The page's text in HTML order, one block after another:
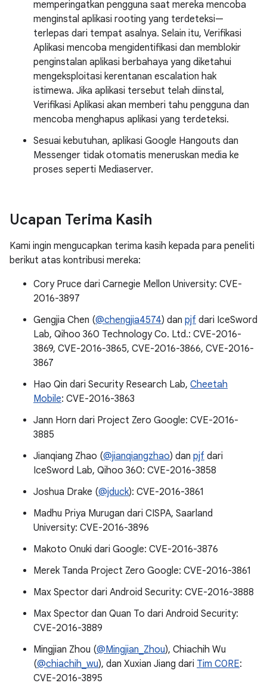
memperingatkan pengguna saat mereka mencoba
menginstal aplikasi rooting yang terdeteksi—
terlepas dari tempat asalnya. Selain itu, Verifikasi
Aplikasi mencoba mengidentifikasi dan memblokir
penginstalan aplikasi berbahaya yang diketahui
mengeksploitasi kerentanan escalation hak
istimewa. Jika aplikasi tersebut telah diinstal,
Verifikasi Aplikasi akan memberi tahu pengguna dan
mencoba menghapus aplikasi yang terdeteksi.
Sesuai kebutuhan, aplikasi Google Hangouts dan
Messenger tidak otomatis meneruskan media ke
proses seperti Mediaserver.
Ucapan Terima Kasih
Kami ingin mengucapkan terima kasih kepada para peneliti
berikut atas kontribusi mereka:
Cory Pruce dari Carnegie Mellon University: CVE-
2016-3897
Gengjia Chen (@chengjia4574) dan pjf dari IceSword
Lab, Qihoo 360 Technology Co. Ltd.: CVE-2016-
3869, CVE-2016-3865, CVE-2016-3866, CVE-2016-
3867
Hao Qin dari Security Research Lab, Cheetah
Mobile: CVE-2016-3863
Jann Horn dari Project Zero Google: CVE-2016-
3885
Jianqiang Zhao (@jianqiangzhao) dan pjf dari
IceSword Lab, Qihoo 360: CVE-2016-3858
Joshua Drake (@jduck): CVE-2016-3861
Madhu Priya Murugan dari CISPA, Saarland
University: CVE-2016-3896
Makoto Onuki dari Google: CVE-2016-3876
Merek Tanda Project Zero Google: CVE-2016-3861
Max Spector dari Android Security: CVE-2016-3888
Max Spector dan Quan To dari Android Security:
CVE-2016-3889
Mingjian Zhou (@Mingjian_Zhou), Chiachih Wu
(@chiachih_wu), dan Xuxian Jiang dari Tim C0RE:
CVE-2016-3895